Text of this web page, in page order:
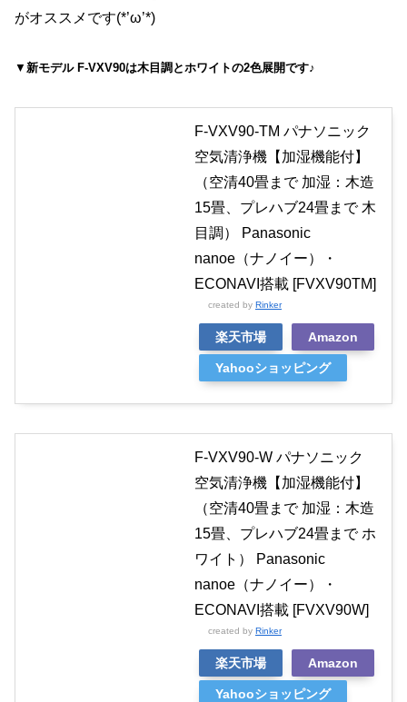
がオススメです(*’ω’*)
▼ 新モデル F-VXV90は木目調とホワイトの2色展開です♪
F-VXV90-TM パナソニック
空気清浄機【加湿機能付】
（空清40畳まで 加湿：木造
15畳、プレハブ24畳まで 木
目調） Panasonic
nanoe（ナノイー）・
ECONAVI搭載 [FVXV90TM]
created by Rinker
楽天市場 Amazon
Yahooショッピング
F-VXV90-W パナソニック
空気清浄機【加湿機能付】
（空清40畳まで 加湿：木造
15畳、プレハブ24畳まで ホ
ワイト） Panasonic
nanoe（ナノイー）・
ECONAVI搭載 [FVXV90W]
created by Rinker
楽天市場 Amazon
Yahooショッピング